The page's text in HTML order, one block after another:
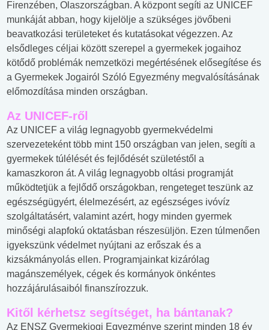
Firenzében, Olaszországban. A központ segíti az UNICEF
munkáját abban, hogy kijelölje a szükséges jövőbeni
beavatkozási területeket és kutatásokat végezzen. Az
elsődleges céljai között szerepel a gyermekek jogaihoz
kötődő problémák nemzetközi megértésének elősegítése és
a Gyermekek Jogairól Szóló Egyezmény megvalósításának
előmozdítása minden országban.
Az UNICEF-ről
Az UNICEF a világ legnagyobb gyermekvédelmi
szervezeteként több mint 150 országban van jelen, segíti a
gyermekek túlélését és fejlődését születéstől a
kamaszkoron át. A világ legnagyobb oltási programját
működtetjük a fejlődő országokban, rengeteget teszünk az
egészségügyért, élelmezésért, az egészséges ivóvíz
szolgáltatásért, valamint azért, hogy minden gyermek
minőségi alapfokú oktatásban részesüljön. Ezen túlmenően
igyekszünk védelmet nyújtani az erőszak és a
kizsákmányolás ellen. Programjainkat kizárólag
magánszemélyek, cégek és kormányok önkéntes
hozzájárulásaiból finanszírozzuk.
Kitől kérhetsz segítséget, ha bántanak?
Az ENSZ Gyermekjogi Egyezménye szerint minden 18 év